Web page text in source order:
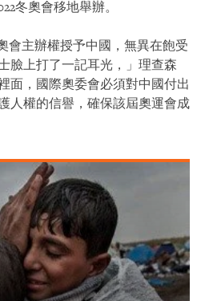
冬奧會移地舉辦。
會主辦權授予中國，無異在飽受
臉上打了一記耳光，」理查森
面，國際奧委會必須對中國付出
人權的信譽，確保該屆奧運會成